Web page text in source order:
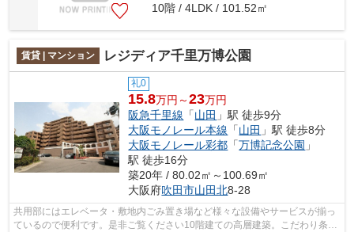
10階 / 4LDK / 101.52㎡
賃貸 | マンション レジディア千里万博公園
礼0
15.8万円～23万円
阪急千里線 「山田 」駅 徒歩9分
大阪モノレール本線 「山田 」駅 徒歩8分
大阪モノレール彩都 「万博記念公園 」
駅 徒歩16分
築20年 / 80.02㎡～100.69㎡
大阪府吹田市山田北8-28
共用部にはエレベータ・敷地内ごみ置き場など様々な設備やサービスが揃っ
ているので便利です。是非ご覧ください10階建ての高層建築。こだわり条